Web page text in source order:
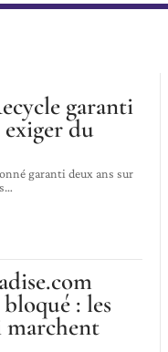
garanti
exiger du
garanti deux ans sur
…
: les
marchent